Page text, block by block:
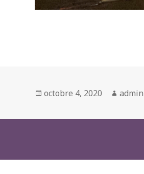
Posted
octobre 4, 2020 Author
admin